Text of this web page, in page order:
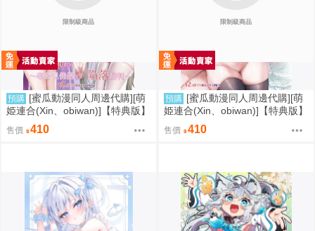
限制級商品
預購 [蜜瓜動漫同人周邊代購][萌
姫連合(Xin、obiwan)]【特典版】
カーニバル44-混浴地獄4 ～覗き
見傀儡の陥落裁判～(崩壞：星穹
售價 410
限制級商品
預購 [蜜瓜動漫同人周邊代購][萌
姫連合(Xin、obiwan)]【特典版】
カーニバル43-混浴地獄3 ～幻月
遊儀の性転換裁判～(崩壞：星穹
售價 410